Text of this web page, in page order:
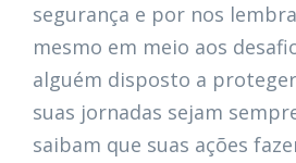
segurança e por nos
mesmo em meio aos
alguém disposto a
suas jornadas sejam
saibam que suas ações